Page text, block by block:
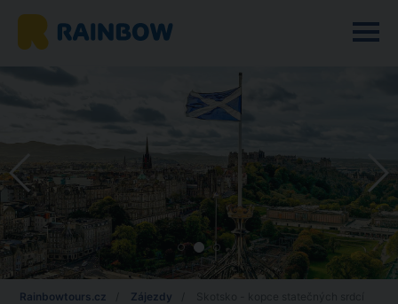
Rainbowtours.cz Zájezdy